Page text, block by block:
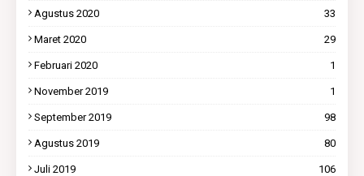
Agustus 2020 33
Maret 2020 29
Februari 2020 1
November 2019 1
September 2019 98
Agustus 2019 80
Juli 2019 106